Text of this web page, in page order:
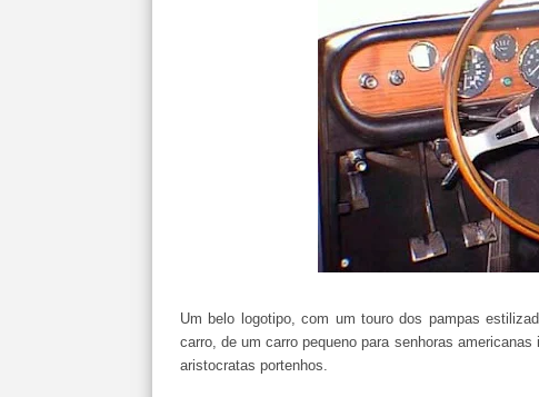
Um belo logotipo, com um touro dos pampas
carro, de um carro pequeno para senhoras
aristocratas portenhos.